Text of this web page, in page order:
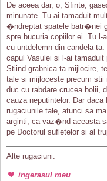
De aceea dar, o, Sfinte,
minunate. Tu ai tamaduit
�ndreptat spatele batr�nei
spre bucuria copiilor ei. Tu
cu untdelemn din candela
capul Vasulei si l-ai
Stiind grabnica ta mijlocire,
tale si mijloceste precum
duc cu rabdare crucea bolii,
cauza neputintelor. Dar
rugaciunile tale, atunci sa
arginti, ca vaz�nd aceasta
pe Doctorul sufletelor si al
Alte rugaciuni:
ingerasul meu